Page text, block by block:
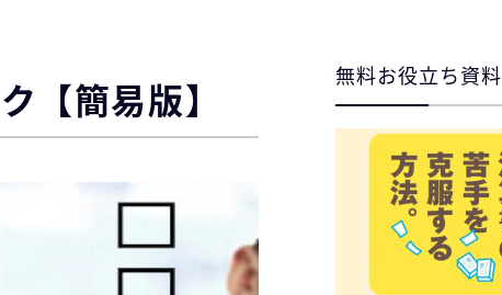
【簡易版】 無料お役立ち資料